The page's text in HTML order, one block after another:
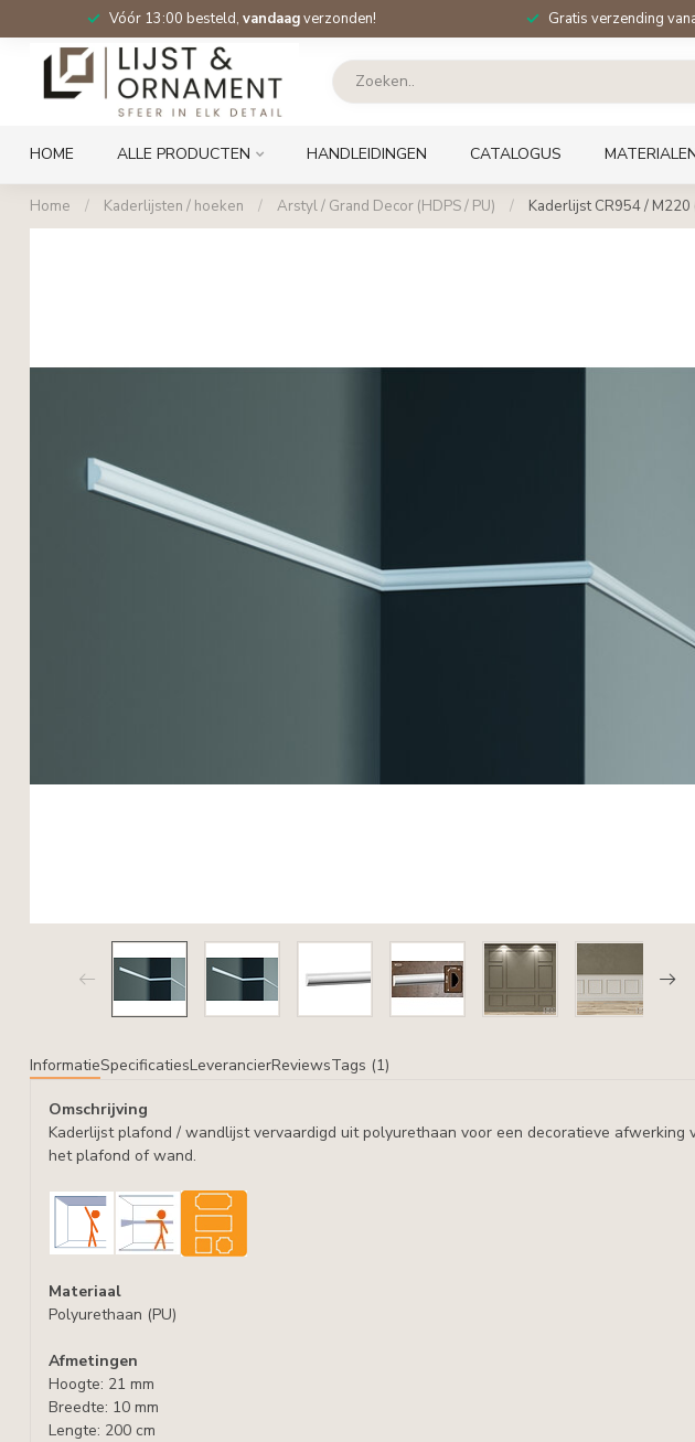
Vóór 13:00 besteld, vandaagverzonden! Gratis verzending
HOME ALLE PRODUCTEN HANDLEIDINGEN CATALOGUS
Home / Kaderlijsten / hoeken / Arstyl / Grand Decor (HDPS / PU) / Kaderlijst CR954 /
InformatieSpecificatiesLeverancierReviewsTags (1)
Omschrijving
Kaderlijst plafond / wandlijst vervaardigd uit polyurethaan voor een decoratieve afwerking
het plafond of wand.
Materiaal
Polyurethaan (PU)
Afmetingen
Hoogte: 21 mm
Breedte: 10 mm
Lengte: 200 cm